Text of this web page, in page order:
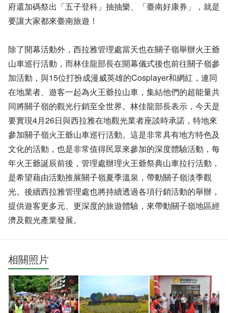
府還加碼祭出「五子登科」抽抽樂、「臺南好康券」，就是
要讓大家都來臺南旅遊！
除了開幕活動外，西拉雅管理處當天也在關子嶺舉辦火王爺
山車巡行活動，而林佳龍部長在開幕儀式後也前往關子嶺參
加活動，與15位打扮成漫威英雄的Cosplayer和網紅，連同
在地業者、遊客一起為火王爺拉山車，集結他們的超能量共
同將關子嶺的觀光行銷至全世界。林佳龍部長表示，今天是
要實現4月26日與西拉雅在地觀光業者座談時承諾，特地來
參加關子嶺火王爺山車巡行活動。這是非常具有地方特色及
文化的活動，也是非常值得民眾來參加的深度體驗活動，每
年火王爺誕辰前後，管理處辦理火王爺祭典山車拉行活動，
是希望藉由活動推展關子嶺夏季溫泉，帶動關子嶺淡季觀
光。後續西拉雅管理處也將持續透過各項行銷活動的舉辦，
提供遊客更多元、更深度的旅遊體驗，來帶動關子嶺地區經
濟及觀光產業發展。
相關照片